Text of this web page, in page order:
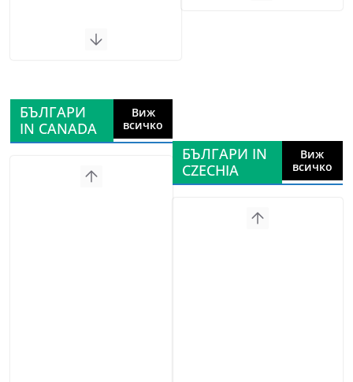
БЪЛГАРИ
IN CANADA
Виж
всичко
БЪЛГАРИ IN
CZECHIA
Виж
всичко